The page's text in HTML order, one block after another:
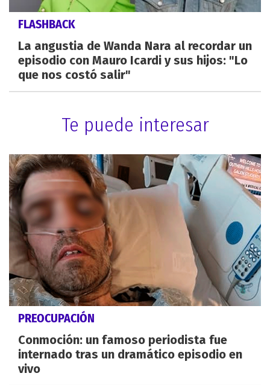
FLASHBACK
La angustia de Wanda Nara al recordar un
episodio con Mauro Icardi y sus hijos: "Lo
que nos costó salir"
Te puede interesar
PREOCUPACIÓN
Conmoción: un famoso periodista fue
internado tras un dramático episodio en
vivo